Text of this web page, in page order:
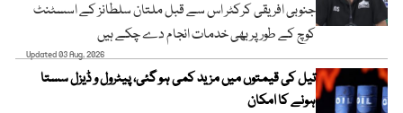
جنوبی افریقی کرکٹر اس سے قبل ملتان سلطانز کے اسسٹنٹ
کوچ کے طور پر بھی خدمات انجام دے چکے ہیں
Updated 03 Aug, 2026
تیل کی قیمتوں میں مزید کمی ہو گئی، پیٹرول و ڈیزل سستا
ہونے کا امکان